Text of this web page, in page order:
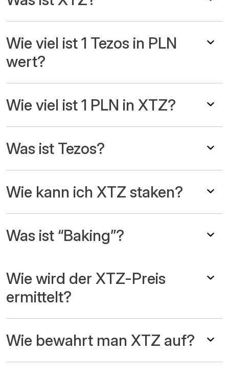
Wie viel ist 1 Tezos in PLN
wert?
Wie viel ist 1 PLN in XTZ?
Was ist Tezos?
Wie kann ich XTZ staken?
Was ist “Baking”?
Wie wird der XTZ-Preis
ermittelt?
Wie bewahrt man XTZ auf?